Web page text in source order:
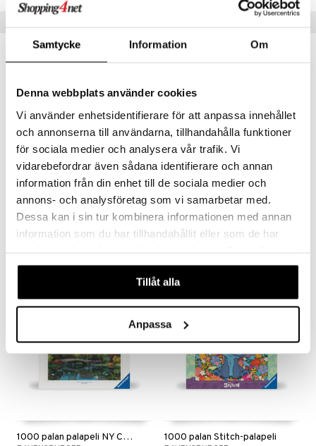
Samtycke Information Om
Denna webbplats använder cookies
Vi använder enhetsidentifierare för att anpassa innehållet
och annonserna till användarna, tillhandahålla funktioner
för sociala medier och analysera vår trafik. Vi
vidarebefordrar även sådana identifierare och annan
information från din enhet till de sociala medier och
annons- och analysföretag som vi samarbetar med.
Dessa kan i sin tur kombinera informationen med annan
information som du har tillhandahållit eller som de har
våra cookies vid fortsatt användande av vår webbplats.
Tillåt alla
Anpassa
1000 palan palapeli - Taianomainen peura
RAVENSBURGER
15,90 €
RAVENSBURGER
14,90 €
1000 palan palapeli NY Central Park, Bow Bridge 1000 palan Stitch-palapeli